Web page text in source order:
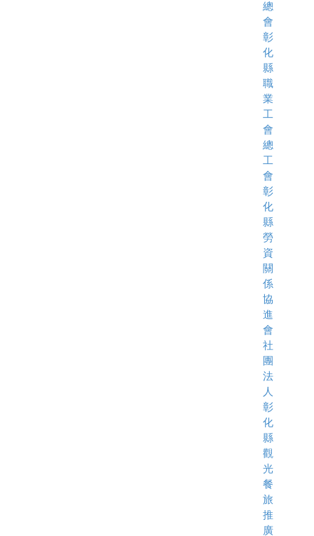
總
會
彰
化
縣
職
業
工
會
總
工
會
彰
化
縣
勞
資
關
係
協
進
會
社
團
法
人
彰
化
縣
觀
光
餐
旅
推
廣